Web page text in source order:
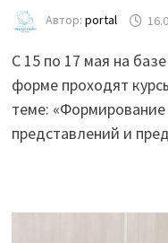
Автор: portal
С 15 по 17 мая на
форме проходят
теме:
представлений и